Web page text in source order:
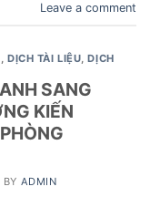
Leave a comment
DỊCH TÀI LIỆU ,DỊCH
SANG
KIẾN
BY ADMIN